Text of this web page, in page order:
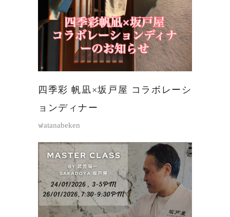
四季彩 帆凪×坂戸屋 コラボレーシ
ョンディナー
watanabeken